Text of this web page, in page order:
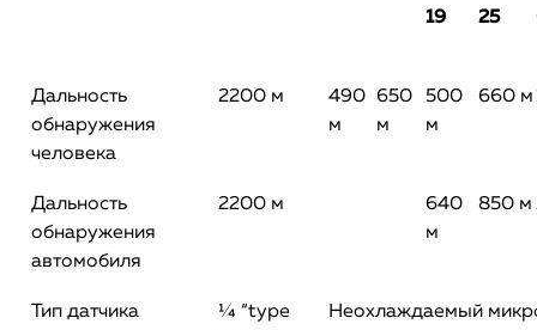
19
25
Дальность
обнаружения
человека
2200 м
490
м
650
м
500
м
660 м
Дальность
обнаружения
автомобиля
2200 м
640
м
850 м
Тип датчика
¼ “type
Неохлаждаемый